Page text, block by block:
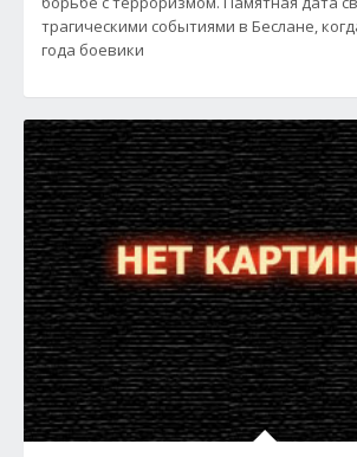
трагическими событиями в Беслане,
года боевики